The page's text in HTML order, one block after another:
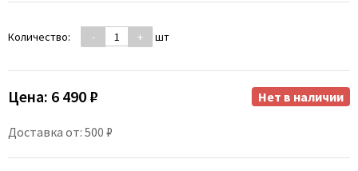
Количество: - + шт
Цена: 6 490 ₽
Доставка от: 500 ₽
Нет в наличии